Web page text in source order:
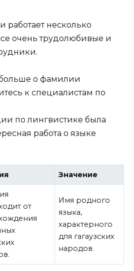
несколько
очень трудолюбивые и
больше о фамилии
к специалистам по
по лингвистике была
работа о языке
Значение
от
Имя родного
языка,
характерного
для гагаузских
народов.